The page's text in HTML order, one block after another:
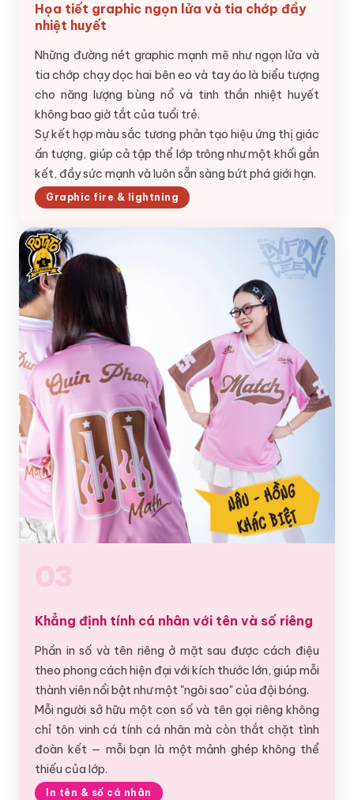
Họa tiết graphic ngọn lửa và tia chớp đầy
nhiệt huyết
Những đường nét graphic mạnh mẽ như ngọn lửa và
tia chớp chạy dọc hai bên eo và tay áo là biểu tượng
cho năng lượng bùng nổ và tinh thần nhiệt huyết
không bao giờ tắt của tuổi trẻ.
Sự kết hợp màu sắc tương phản tạo hiệu ứng thị giác
ấn tượng, giúp cả tập thể lớp trông như một khối gắn
kết, đầy sức mạnh và luôn sẵn sàng bứt phá giới hạn.
Graphic fire & lightning
03
Khẳng định tính cá nhân với tên và số riêng
Phần in số và tên riêng ở mặt sau được cách điệu
theo phong cách hiện đại với kích thước lớn, giúp mỗi
thành viên nổi bật như một "ngôi sao" của đội bóng.
Mỗi người sở hữu một con số và tên gọi riêng không
chỉ tôn vinh cá tính cá nhân mà còn thắt chặt tình
đoàn kết — mỗi bạn là một mảnh ghép không thể
thiếu của lớp.
In tên & số cá nhân